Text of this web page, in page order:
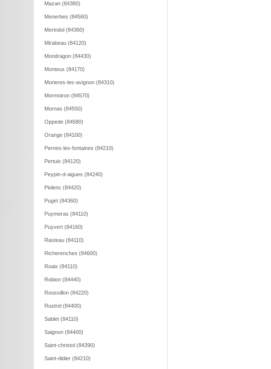
Mazan (84380)
Menerbes (84560)
Merindol (84360)
Mirabeau (84120)
Mondragon (84430)
Monteux (84170)
Morieres-les-avignon (84310)
Mormoiron (84570)
Mornas (84550)
Oppede (84580)
Orange (84100)
Pernes-les-fontaines (84210)
Pertuis (84120)
Peypin-d-aigues (84240)
Piolenc (84420)
Puget (84360)
Puymeras (84110)
Puyvert (84160)
Rasteau (84110)
Richerenches (84600)
Roaix (84110)
Robion (84440)
Roussillon (84220)
Rustrel (84400)
Sablet (84110)
Saignon (84400)
Saint-christol (84390)
Saint-didier (84210)